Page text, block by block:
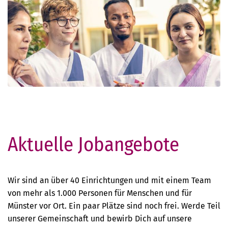
Aktuelle Jobangebote
Wir sind an über 40 Einrichtungen und mit einem Team
von mehr als 1.000 Personen für Menschen und für
Münster vor Ort. Ein paar Plätze sind noch frei. Werde Teil
unserer Gemeinschaft und bewirb Dich auf unsere